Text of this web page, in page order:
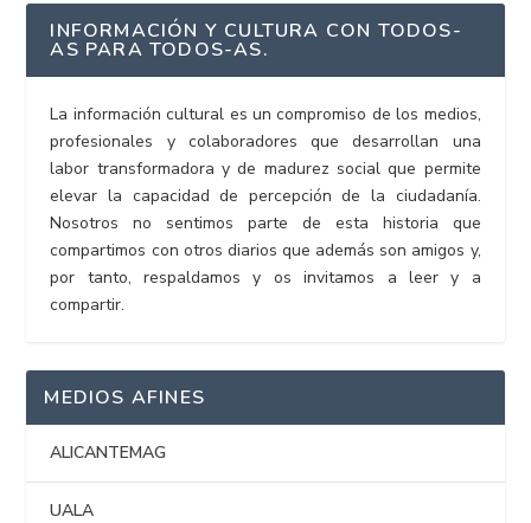
INFORMACIÓN Y CULTURA CON TODOS-
AS PARA TODOS-AS.
La información cultural es un compromiso de los medios,
profesionales y colaboradores que desarrollan una
labor transformadora y de madurez social que permite
elevar la capacidad de percepción de la ciudadanía.
Nosotros no sentimos parte de esta historia que
compartimos con otros diarios que además son amigos y,
por tanto, respaldamos y os invitamos a leer y a
compartir.
MEDIOS AFINES
ALICANTEMAG
UALA